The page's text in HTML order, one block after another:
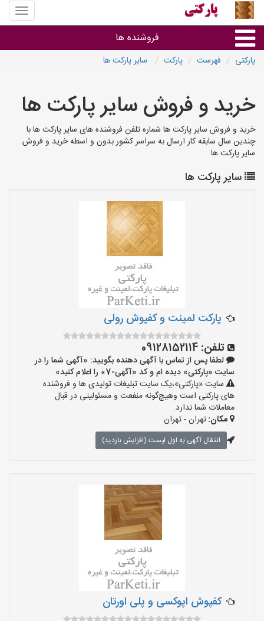
منوی
سایت
فروشنده ها
استان ها
پارکتی فهرست پارکت سایر پارکت ها
خرید و فروش سایر پارکت ها
خرید و فروش سایر پارکت ها شماره تلفن فروشنده های سایر پارکت ها با
چندین سال سابقه کار ارسال به سراسر کشور بدون و اسطه خرید و فروش
سایر پارکت ها
سایر پارکت ها
پارکت لمینت و کفپوش رولی
تلفن: 09128152114
لطفا پس از تماس با آگهی دهنده بگویید: «آگهی شما را در
سایت «پارکتی» دیده ام و کد «آگهی-7» را اعلام کنید»
سایت «پارکتی»،یک سایت تبلیغات تولیدی ها و فروشنده
های پارکتی است وهیچ‌گونه منفعت و مسئولیتی در قبال
معاملات شما ندارد.
مکان:تهران - تهران
انتقال آگهی به اول لیست (افزایش بازدید)
کفپوش اپوکسی و پلی اورتان